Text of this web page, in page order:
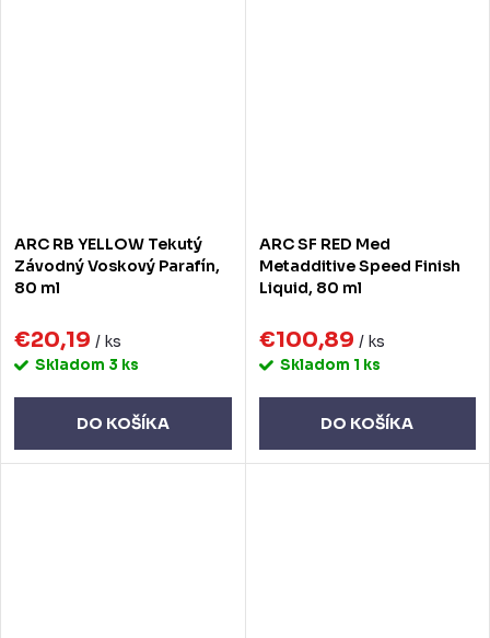
ARC RB YELLOW Tekutý
Závodný Voskový Parafín,
80 ml
€20,19 / ks
Skladom 3 ks
DO KOŠÍKA
ARC SF RED Med
Metadditive Speed Finish
Liquid, 80 ml
€100,89 / ks
Skladom 1 ks
DO KOŠÍKA